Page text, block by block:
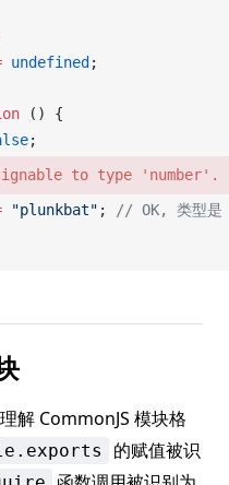
undefined ;
() {
;
to type 'number'.
"plunkbat" ;
// OK, 类型
解 CommonJS 模块格
的赋值被识